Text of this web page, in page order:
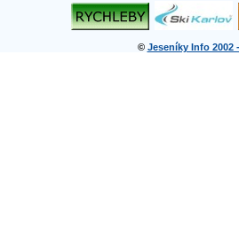
© Jeseníky Info 2002